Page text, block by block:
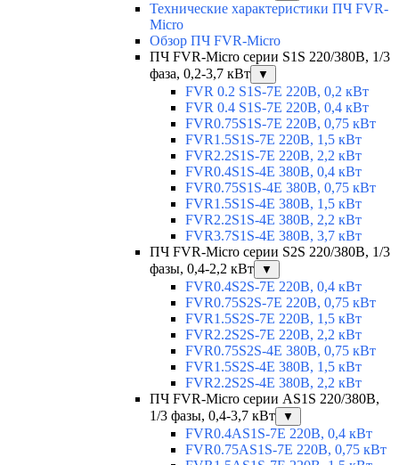
Технические характеристики ПЧ FVR-
Micro
Обзор ПЧ FVR-Micro
ПЧ FVR-Micro серии S1S 220/380В, 1/3
фаза, 0,2-3,7 кВт
▼
FVR 0.2 S1S-7E 220В, 0,2 кВт
FVR 0.4 S1S-7E 220В, 0,4 кВт
FVR0.75S1S-7E 220В, 0,75 кВт
FVR1.5S1S-7E 220В, 1,5 кВт
FVR2.2S1S-7E 220В, 2,2 кВт
FVR0.4S1S-4E 380В, 0,4 кВт
FVR0.75S1S-4E 380В, 0,75 кВт
FVR1.5S1S-4E 380В, 1,5 кВт
FVR2.2S1S-4E 380В, 2,2 кВт
FVR3.7S1S-4E 380В, 3,7 кВт
ПЧ FVR-Micro серии S2S 220/380В, 1/3
фазы, 0,4-2,2 кВт
▼
FVR0.4S2S-7E 220В, 0,4 кВт
FVR0.75S2S-7E 220В, 0,75 кВт
FVR1.5S2S-7E 220В, 1,5 кВт
FVR2.2S2S-7E 220В, 2,2 кВт
FVR0.75S2S-4E 380В, 0,75 кВт
FVR1.5S2S-4E 380В, 1,5 кВт
FVR2.2S2S-4E 380В, 2,2 кВт
ПЧ FVR-Micro серии AS1S 220/380В,
1/3 фазы, 0,4-3,7 кВт
▼
FVR0.4AS1S-7E 220В, 0,4 кВт
FVR0.75AS1S-7E 220В, 0,75 кВт